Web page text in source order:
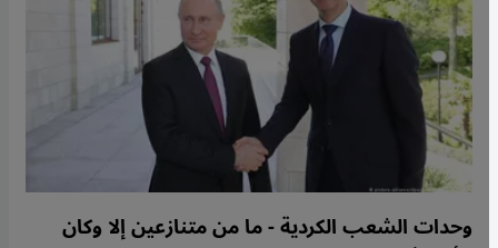
وحدات الشعب الكردية - ما من متنازعين إلا وكان